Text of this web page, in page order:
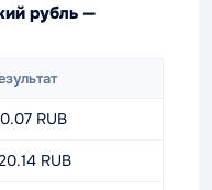
рубль —
RUB
RUB